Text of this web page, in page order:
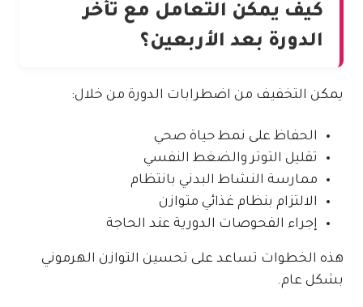
كيف يمكن التعامل مع تأخر
الدورة بعد الأربعين؟
يمكن التخفيف من اضطرابات الدورة من خلال:
الحفاظ على نمط حياة صحي
تقليل التوتر والضغط النفسي
ممارسة النشاط البدني بانتظام
الالتزام بنظام غذائي متوازن
إجراء الفحوصات الدورية عند الحاجة
هذه الخطوات تساعد على تحسين التوازن الهرموني
بشكل عام.